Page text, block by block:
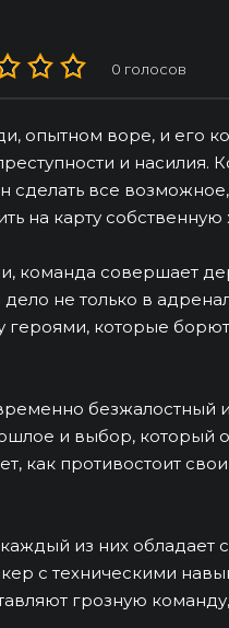
0 голосов
опытном воре, и его
и насилия.
все
на карту собственную
совершает
не только в
которые
безжалостный
и выбор, который
как противостоит
из них обладает
с техническими
грозную